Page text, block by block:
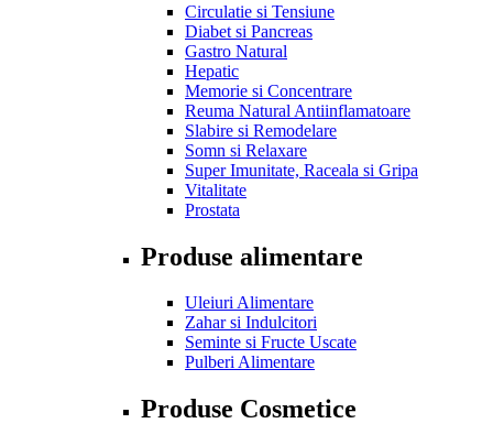
Circulatie si Tensiune
Diabet si Pancreas
Gastro Natural
Hepatic
Memorie si Concentrare
Reuma Natural Antiinflamatoare
Slabire si Remodelare
Somn si Relaxare
Super Imunitate, Raceala si Gripa
Vitalitate
Prostata
Produse alimentare
Uleiuri Alimentare
Zahar si Indulcitori
Seminte si Fructe Uscate
Pulberi Alimentare
Produse Cosmetice